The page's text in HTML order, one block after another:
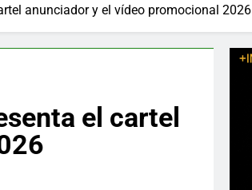
anunciador y el vídeo promocional 2026
el cartel